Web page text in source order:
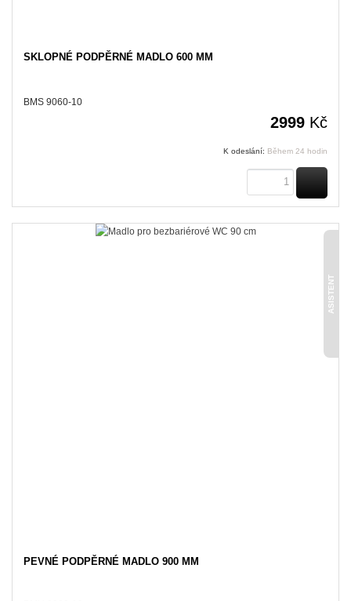
SKLOPNÉ PODPĚRNÉ MADLO 600 MM
BMS 9060-10
2999 Kč
K odeslání: Během 24 hodin
ASISTENT
PEVNÉ PODPĚRNÉ MADLO 900 MM